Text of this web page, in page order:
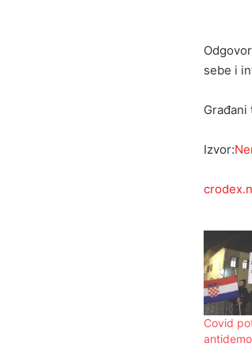
sebe i
Izvor:
Covid